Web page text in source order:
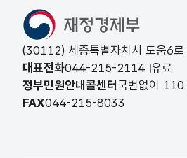
(30112) 세종특별자치시 도움6
대표전화044-215-2114 유료
정부민원안내콜센터 국번없이 110
FAX044-215-8033